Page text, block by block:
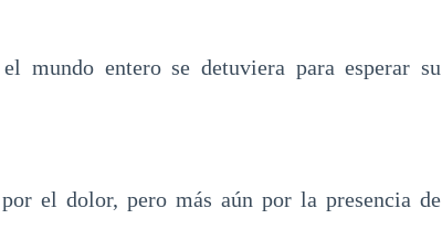
mundo entero se detuviera para esperar su
el dolor, pero más aún por la presencia de